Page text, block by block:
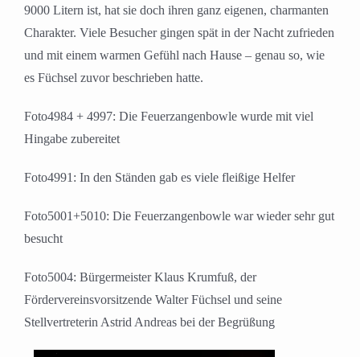
9000 Litern ist, hat sie doch ihren ganz eigenen, charmanten
Charakter. Viele Besucher gingen spät in der Nacht zufrieden
und mit einem warmen Gefühl nach Hause – genau so, wie
es Füchsel zuvor beschrieben hatte.
Foto4984 + 4997: Die Feuerzangenbowle wurde mit viel
Hingabe zubereitet
Foto4991: In den Ständen gab es viele fleißige Helfer
Foto5001+5010: Die Feuerzangenbowle war wieder sehr gut
besucht
Foto5004: Bürgermeister Klaus Krumfuß, der
Fördervereinsvorsitzende Walter Füchsel und seine
Stellvertreterin Astrid Andreas bei der Begrüßung